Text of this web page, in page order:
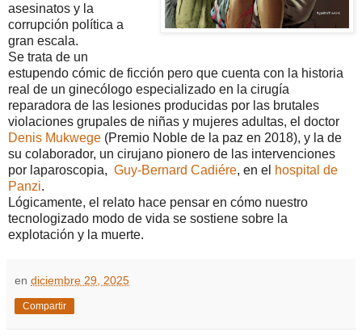
asesinatos y la
corrupción política a
gran escala.
Se trata de un
estupendo cómic de ficción pero que cuenta con la historia
real de un ginecólogo especializado en la cirugía
reparadora de las lesiones producidas por las brutales
violaciones grupales de niñas y mujeres adultas, el doctor
Denis Mukwege (Premio Noble de la paz en 2018), y la de
su colaborador, un cirujano pionero de las intervenciones
por laparoscopia, Guy-Bernard Cadiére, en el hospital de
Panzi.
Lógicamente, el relato hace pensar en cómo nuestro
tecnologizado modo de vida se sostiene sobre la
explotación y la muerte.
en diciembre 29, 2025
Compartir